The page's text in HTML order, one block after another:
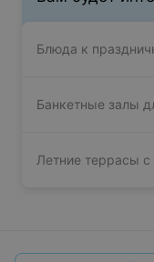
Блюда к
Банкетные залы
Летние террасы